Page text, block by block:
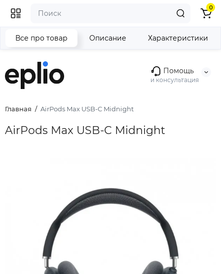
Помощь
и консультация
0
Главная AirPods Max USB-C Midnight
AirPods Max USB-C Midnight
Все про товар Описание Характеристики